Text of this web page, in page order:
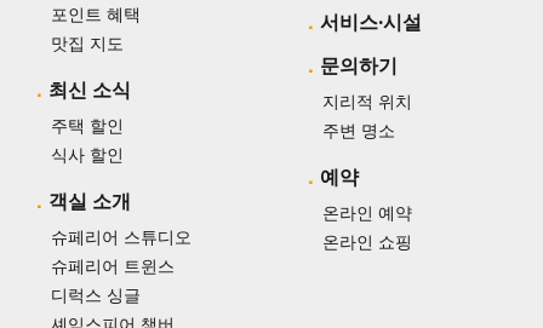
포인트 혜택
맛집 지도
최신 소식
주택 할인
식사 할인
객실 소개
슈페리어 스튜디오
슈페리어 트윈스
디럭스 싱글
서비스·시설
문의하기
지리적 위치
주변 명소
예약
온라인 예약
온라인 쇼핑